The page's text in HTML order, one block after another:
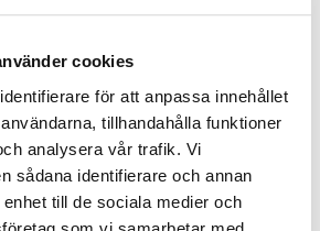
cookies
för att anpassa innehållet
tillhandahålla funktioner
analysera vår trafik. Vi
sådana identifierare och annan
till de sociala medier och